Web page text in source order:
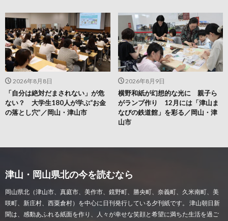
2026年8月9日
横野和紙が幻想的な光に 親子ら
がランプ作り 12月には「津山ま
なびの鉄道館」を彩る／岡山・津
山市
2026年8月8日
「自分は絶対だまされない」が危
ない？ 大学生180人が学ぶ“お金
の落とし穴”／岡山・津山市
津山・岡山県北の今を読むなら
岡山県北（津山市、真庭市、美作市、鏡野町、勝央町、奈義町、久米南町、美
咲町、新庄村、西粟倉村）を中心に日刊発行している夕刊紙です。 津山朝日新
聞は、感動あふれる紙面を作り、人々が幸せな笑顔と希望に満ちた生活を過ご